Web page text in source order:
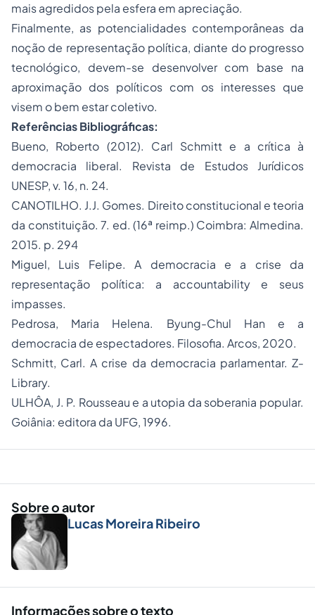
mais agredidos pela esfera em apreciação.
Finalmente, as potencialidades contemporâneas da
noção de representação política, diante do progresso
tecnológico, devem-se desenvolver com base na
aproximação dos políticos com os interesses que
visem o bem estar coletivo.
Referências Bibliográficas:
Bueno, Roberto (2012). Carl Schmitt e a crítica à
democracia liberal. Revista de Estudos Jurídicos
UNESP, v. 16, n. 24.
CANOTILHO. J.J. Gomes. Direito constitucional e teoria
da constituição. 7. ed. (16ª reimp.) Coimbra: Almedina.
2015. p. 294
Miguel, Luis Felipe. A democracia e a crise da
representação política: a accountability e seus
impasses.
Pedrosa, Maria Helena. Byung-Chul Han e a
democracia de espectadores. Filosofia. Arcos, 2020.
Schmitt, Carl. A crise da democracia parlamentar. Z-
Library.
ULHÔA, J. P. Rousseau e a utopia da soberania popular.
Goiânia: editora da UFG, 1996.
Sobre o autor
Lucas Moreira Ribeiro
Informações sobre o texto